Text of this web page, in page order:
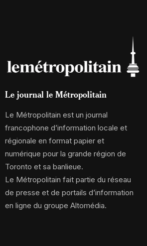
Le journal le Métropolitain
Le Métropolitain est un journal
francophone d’information locale et
régionale en format papier et
numérique pour la grande région de
Toronto et sa banlieue.
Le Métropolitain fait partie du réseau
de presse et de portails d’information
en ligne du groupe Altomédia.